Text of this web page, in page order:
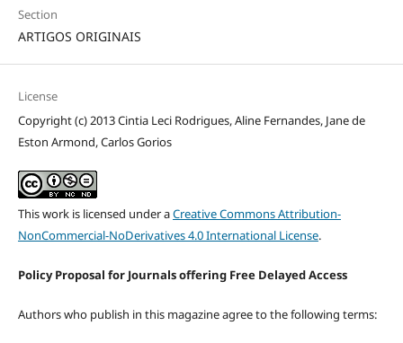
Section
ARTIGOS ORIGINAIS
License
Copyright (c) 2013 Cintia Leci Rodrigues, Aline Fernandes, Jane de
Eston Armond, Carlos Gorios
This work is licensed under aCreative Commons Attribution-
NonCommercial-NoDerivatives 4.0 International License.
Policy Proposal for Journals offering Free Delayed Access
Authors who publish in this magazine agree to the following terms: